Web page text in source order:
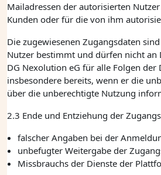
Mailadressen der autorisierten
Kunden oder für die von ihm
Die zugewiesenen Zugangsdaten
Nutzer bestimmt und dürfen nicht an
DG Nexolution eG für alle Folgen der
insbesondere bereits, wenn er die
über die unberechtigte Nutzung
2.3 Ende und Entziehung der
falscher Angaben bei der
unbefugter Weitergabe der
Missbrauchs der Dienste der